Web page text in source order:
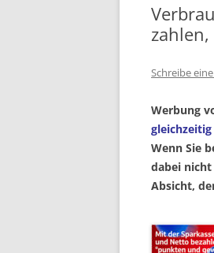
Schreibe
Werbung
Wenn Sie
dabei nicht
Absicht,